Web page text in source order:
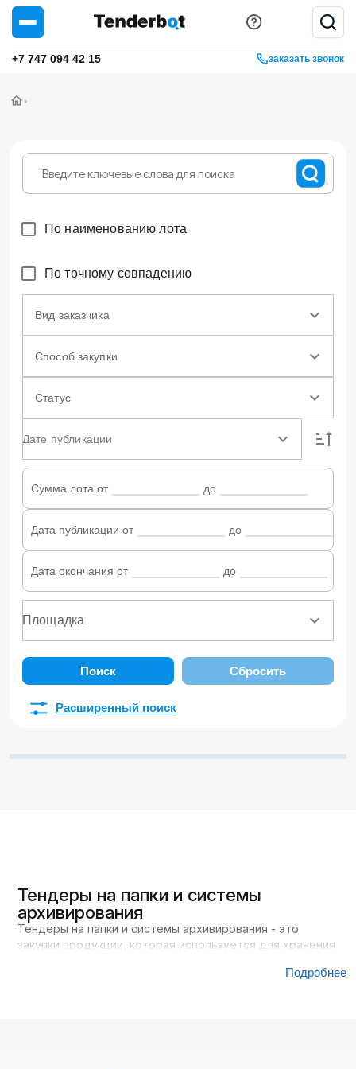
+7 747 094 42 15 заказать звонок
›
По наименованию лота
По точному совпадению
Вид заказчика
Способ закупки
Статус
Дате публикации
Сумма лота от до
Дата публикации от до
Дата окончания от до
Поиск Сбросить
Расширенный поиск
Тендеры на папки и системы
архивирования
Тендеры на папки и системы архивирования - это
закупки продукции, которая используется для хранения
разовыми задачами: они нужны в ежедневной работе и
Подробнее